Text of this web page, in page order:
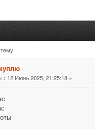
« : 12 Июнь 2025, 21:25:18 »